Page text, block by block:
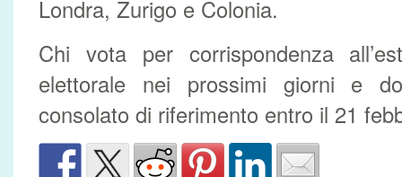
Londra, Zurigo e Colonia.
Chi vota per corrispondenza
elettorale nei prossimi giorni e
consolato di riferimento entro il 21